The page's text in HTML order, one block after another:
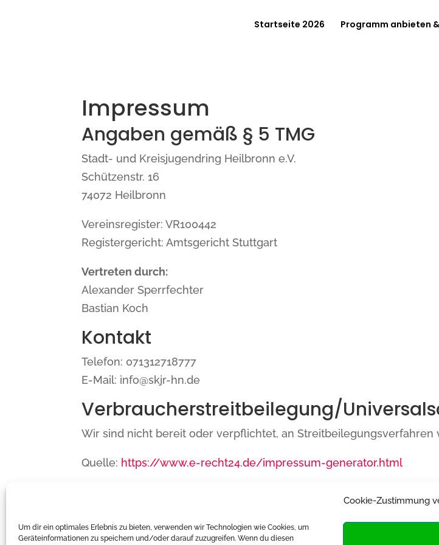
Cookie-Zustimmung
Um dir ein optimales Erlebnis zu bieten, verwenden wir Technologien wie Cookies, um
Geräteinformationen zu speichern und/oder darauf zuzugreifen. Wenn du diesen
Startseite 2026 Programm anbieten
Impressum
Angaben gemäß § 5 TMG
Stadt- und Kreisjugendring Heilbronn e.V.
Schützenstr. 16
74072 Heilbronn
Vereinsregister: VR100442
Registergericht: Amtsgericht Stuttgart
Vertreten durch:
Alexander Sperrfechter
Bastian Koch
Kontakt
Telefon: 071312718777
E-Mail: info@skjr-hn.de
Verbraucher­streit­beilegung/
Wir sind nicht bereit oder verpflichtet, an
Quelle: https://www.e-recht24.de/impressum-generator.html